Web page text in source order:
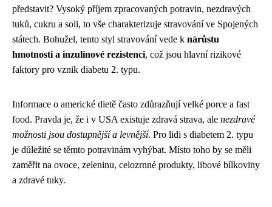
představit? Vysoký příjem zpracovaných potravin, nezdravých
tuků, cukru a soli, to vše charakterizuje stravování ve Spojených
státech. Bohužel, tento styl stravování vede k nárůstu
hmotnosti a inzulínové rezistenci, což jsou hlavní rizikové
faktory pro vznik diabetu 2. typu.
Informace o americké dietě často zdůrazňují velké porce a fast
food. Pravda je, že i v USA existuje zdravá strava, ale nezdravé
možnosti jsou dostupnější a levnější. Pro lidi s diabetem 2. typu
je důležité se těmto potravinám vyhýbat. Místo toho by se měli
zaměřit na ovoce, zeleninu, celozrnné produkty, libové bílkoviny
a zdravé tuky.